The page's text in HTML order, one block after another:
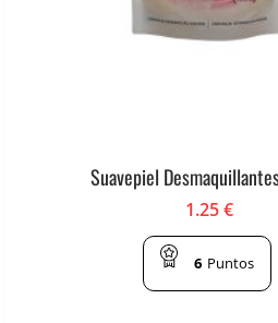
Suavepiel
1.25€
6 Puntos